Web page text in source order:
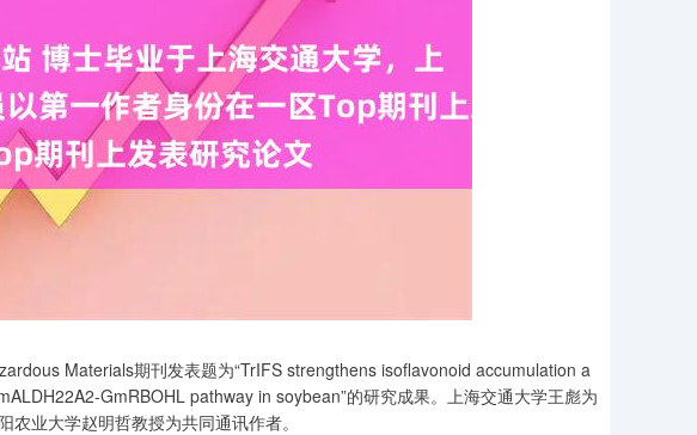
Materials期刊发表题为“TrIFS strengthens isoflavonoid accumulation a
GmRBOHL pathway in soybean”的研究成果。上海交通大学王彪为
业大学赵明哲教授为共同通讯作者。